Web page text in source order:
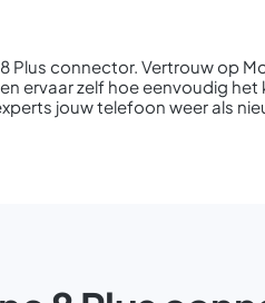
Plus connector. Vertrouw op
ervaar zelf hoe eenvoudig het
jouw telefoon weer als